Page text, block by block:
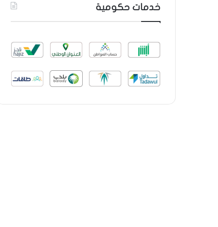
خدمات حكومية